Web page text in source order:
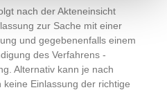
nach der Akteneinsicht
zur Sache mit einer
und gegebenenfalls einem
des Verfahrens -
Alternativ kann je nach
keine Einlassung der richtige